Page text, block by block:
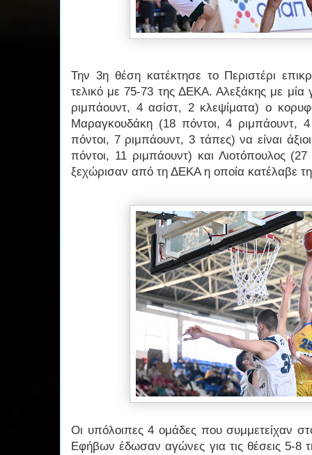
Την 3η θέση κατέκτησε το Περιστέρι
τελικό με 75-73 της ΔΕΚΑ. Αλεξάκης με μία
ριμπάουντ, 4 ασίστ, 2 κλεψίματα) ο
Μαραγκουδάκη (18 πόντοι, 4 ριμπάουντ,
πόντοι, 7 ριμπάουντ, 3 τάπες) να είναι
πόντοι, 11 ριμπάουντ) και Λιοτόπουλος
ξεχώρισαν από τη ΔΕΚΑ η οποία κατέλαβε
Οι υπόλοιπες 4 ομάδες που συμμετείχαν
Εφήβων έδωσαν αγώνες για τις θέσεις 5-8